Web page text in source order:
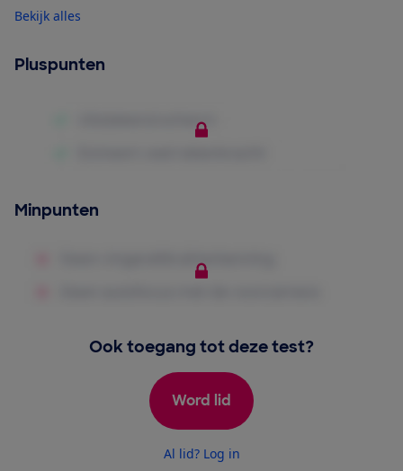
Bekijk alles
Pluspunten
Minpunten
Ook toegang tot deze test?
Word lid
Al lid? Log in